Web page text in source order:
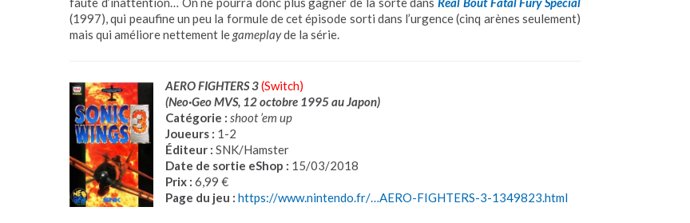
(1997), qui peaufine un peu la formule de cet épisode sorti dans l’urgence (cinq arènes seulement)
mais qui améliore nettement legameplayde la série.
AERO FIGHTERS 3(Switch)
(Neo·Geo MVS, 12 octobre 1995 au Japon)
Catégorie : shoot ’em up
Joueurs : 1-2
Éditeur : SNK/Hamster
Date de sortie eShop : 15/03/2018
Prix : 6,99 €
Page du jeu : https://www.nintendo.fr/…AERO-FIGHTERS-3-1349823.html